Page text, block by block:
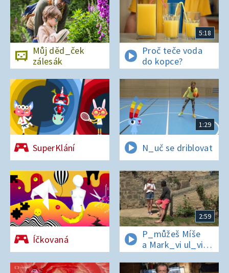
Můj děd_ček
zálesák
5:18
Proč teče voda
do kopce?
SuperKlání
1:29
N_uč se driblovat
Íčkovaná
2:59
P_můžeš Míše
a Mark_vi ul_vit
hesl_ na zámku
v Nelahezevsi?